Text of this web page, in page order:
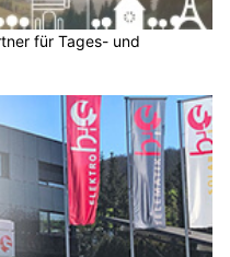
für Tages- und